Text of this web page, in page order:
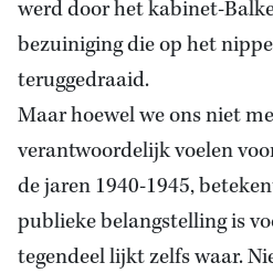
werd door het kabinet-
bezuiniging die op het
teruggedraaid.
Maar hoewel we ons niet
verantwoordelijk voelen
de jaren 1940-1945,
publieke belangstelling is
tegendeel lijkt zelfs waar.